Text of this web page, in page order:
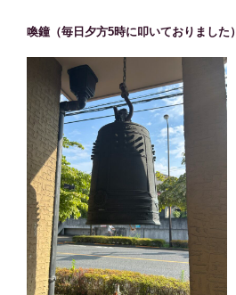
喚鐘（毎日夕方5時に叩いておりました）